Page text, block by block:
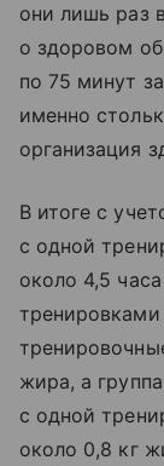
они лишь раз
о здоровом
по 75 минут
именно
организация
В итоге с
с одной
около 4,5
жира, а
с одной
около 0,8 кг